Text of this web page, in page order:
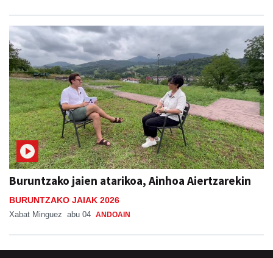
Buruntzako jaien atarikoa, Ainhoa Aiertzarekin
BURUNTZAKO JAIAK 2026
Xabat Minguez abu 04 ANDOAIN